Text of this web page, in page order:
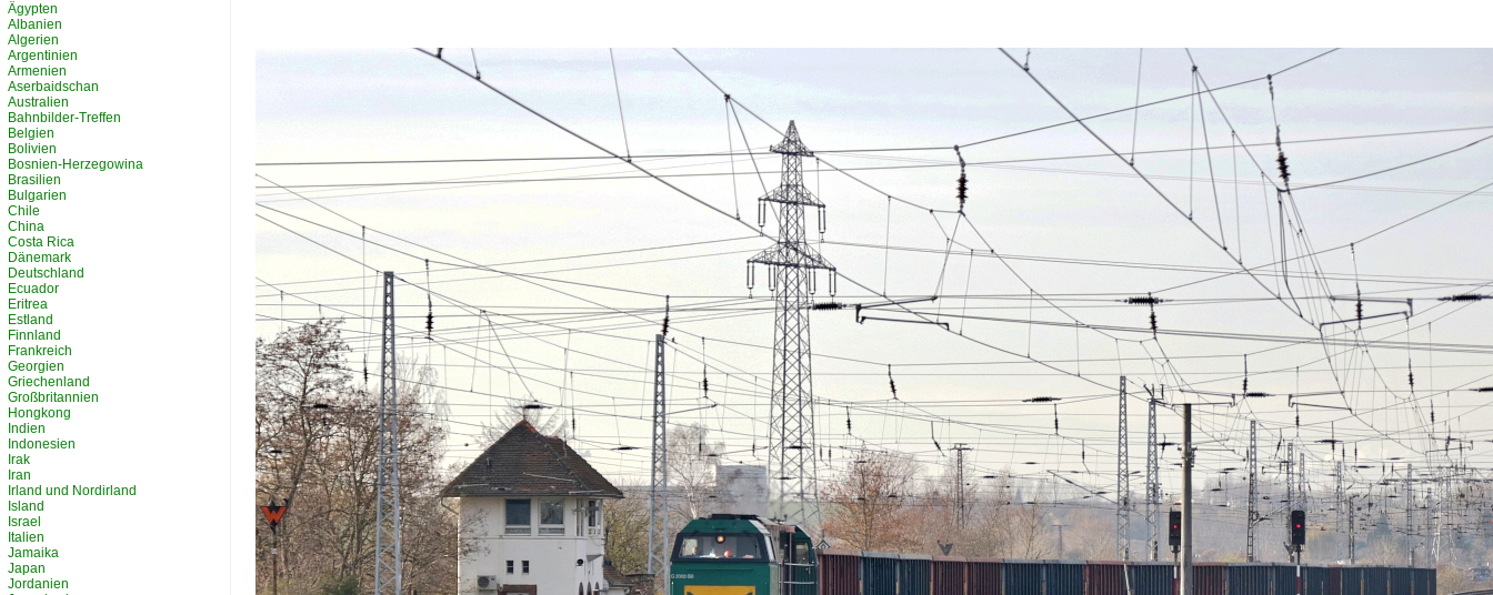
Ägypten
Albanien
Algerien
Argentinien
Armenien
Aserbaidschan
Australien
Bahnbilder-Treffen
Belgien
Bolivien
Bosnien-Herzegowina
Brasilien
Bulgarien
Chile
China
Costa Rica
Dänemark
Deutschland
Ecuador
Eritrea
Estland
Finnland
Frankreich
Georgien
Griechenland
Großbritannien
Hongkong
Indien
Indonesien
Irak
Iran
Irland und Nordirland
Island
Israel
Italien
Jamaika
Japan
Jordanien